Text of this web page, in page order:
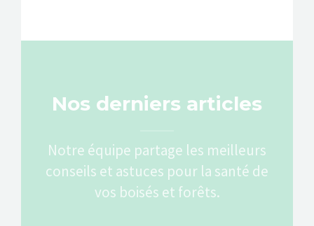
Nos derniers articles
Notre équipe partage les meilleurs
conseils et astuces pour la santé de
vos boisés et forêts.